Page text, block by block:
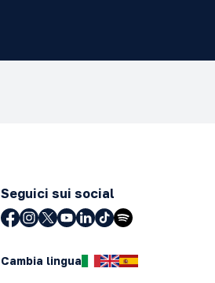
Seguici sui social
Cambia lingua